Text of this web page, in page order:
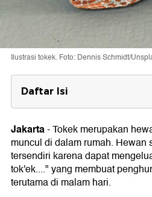
Ilustrasi tokek. Foto: Dennis Schmidt/
Daftar Isi
Cara Usir Tokek di
Dapur
1. Bubuk Kopi
2. Bawang Merah dan
3. Cuka Putih
4. Cangkang Telur
5. Lada dan Cabai
Jakarta-Tokek merupakan
muncul di dalam rumah. Hewan
tersendiri karena dapat
tok'ek...." yang membuat
terutama di malam hari.